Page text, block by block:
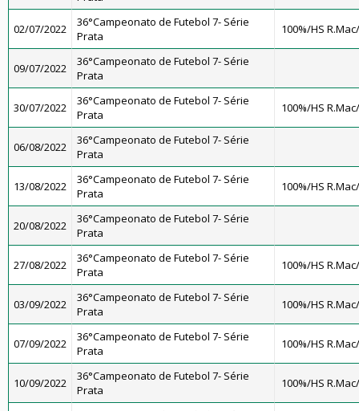
02/07/2022
36°Campeonato de Futebol 7- Série
Prata
100%/HS
09/07/2022
36°Campeonato de Futebol 7- Série
Prata
30/07/2022
36°Campeonato de Futebol 7- Série
Prata
100%/HS
06/08/2022
36°Campeonato de Futebol 7- Série
Prata
13/08/2022
36°Campeonato de Futebol 7- Série
Prata
100%/HS
20/08/2022
36°Campeonato de Futebol 7- Série
Prata
27/08/2022
36°Campeonato de Futebol 7- Série
Prata
100%/HS
03/09/2022
36°Campeonato de Futebol 7- Série
Prata
100%/HS
07/09/2022
36°Campeonato de Futebol 7- Série
Prata
100%/HS
10/09/2022
36°Campeonato de Futebol 7- Série
Prata
100%/HS